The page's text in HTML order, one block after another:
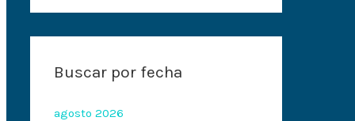
Buscar por fecha
agosto 2026